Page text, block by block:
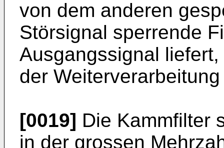
von dem anderen
Störsignal sperrende
Ausgangssignal
der
[0019] Die Kammfilter
in der grossen